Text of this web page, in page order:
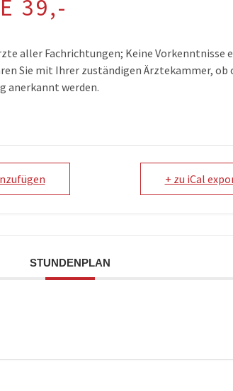
39,-
aller Fachrichtungen; Keine Vorkenntnisse
Sie mit Ihrer zuständigen Ärztekammer, ob
anerkannt werden.
+ zu iCal
STUNDENPLAN